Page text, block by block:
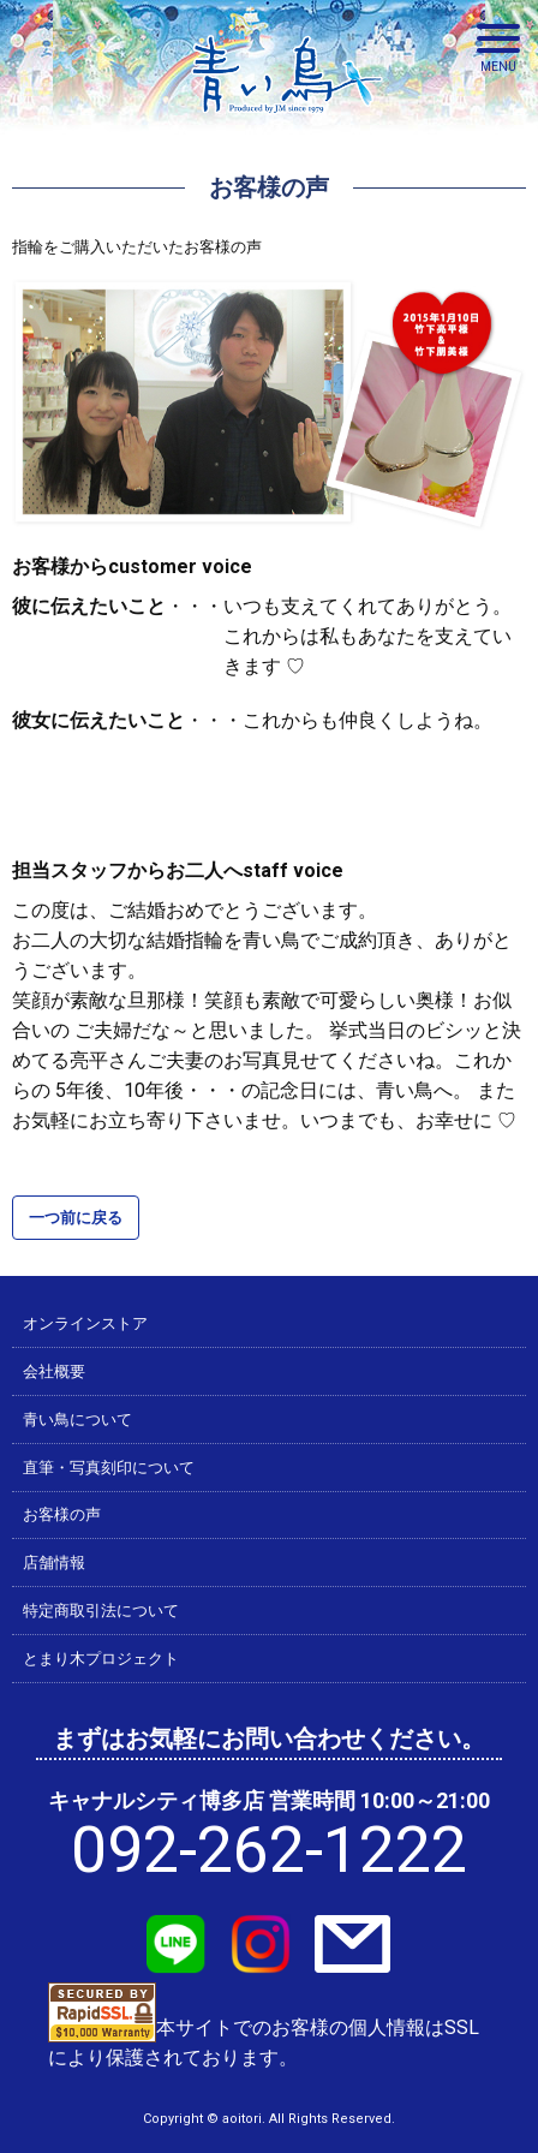
お客様の声
指輪をご購入いただいたお客様の声
お客様からcustomer voice
彼に伝えたいこと ・・・いつも支えてくれてありがとう。
これからは私もあなたを支えてい
きます ♡
彼女に伝えたいこと ・・・これからも仲良くしようね。
担当スタッフからお二人へstaff voice
この度は、ご結婚おめでとうございます。
お二人の大切な結婚指輪を青い鳥でご成約頂き、ありがと
うございます。
笑顔が素敵な旦那様！笑顔も素敵で可愛らしい奥様！お似
合いの ご夫婦だな～と思いました。 挙式当日のビシッと決
めてる亮平さんご夫妻のお写真見せてくださいね。これか
らの 5年後、10年後・・・の記念日には、青い鳥へ。 また
お気軽にお立ち寄り下さいませ。いつまでも、お幸せに ♡
一つ前に戻る
オンラインストア
会社概要
青い鳥について
直筆・写真刻印について
お客様の声
店舗情報
特定商取引法について
とまり木プロジェクト
まずはお気軽にお問い合わせください。
キャナルシティ博多店 営業時間 10:00～21:00
092-262-1222
本サイトでのお客様の個人情報はSSL
により保護されております。
Copyright © aoitori. All Rights Reserved.